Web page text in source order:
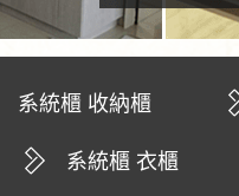
系統櫃 收納櫃
鞋櫃 玄關櫃
系統櫃 衣櫃